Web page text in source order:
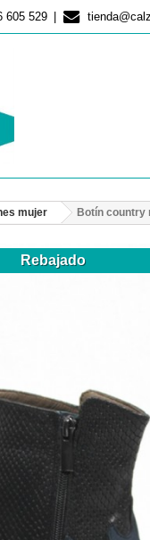
605 529
mujer Botín country
Rebajado